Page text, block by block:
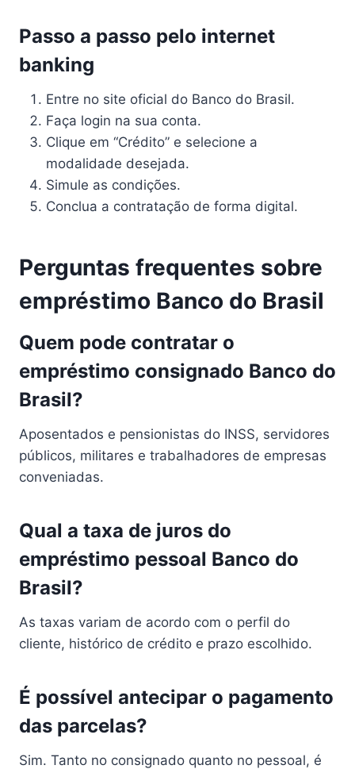
Passo a passo pelo internet
banking
Entre no site oficial do Banco do Brasil.
Faça login na sua conta.
Clique em “Crédito” e selecione a
modalidade desejada.
Simule as condições.
Conclua a contratação de forma digital.
Perguntas frequentes sobre
empréstimo Banco do Brasil
Quem pode contratar o
empréstimo consignado Banco do
Brasil?
Aposentados e pensionistas do INSS, servidores
públicos, militares e trabalhadores de empresas
conveniadas.
Qual a taxa de juros do
empréstimo pessoal Banco do
Brasil?
As taxas variam de acordo com o perfil do
cliente, histórico de crédito e prazo escolhido.
É possível antecipar o pagamento
das parcelas?
Sim. Tanto no consignado quanto no pessoal, é